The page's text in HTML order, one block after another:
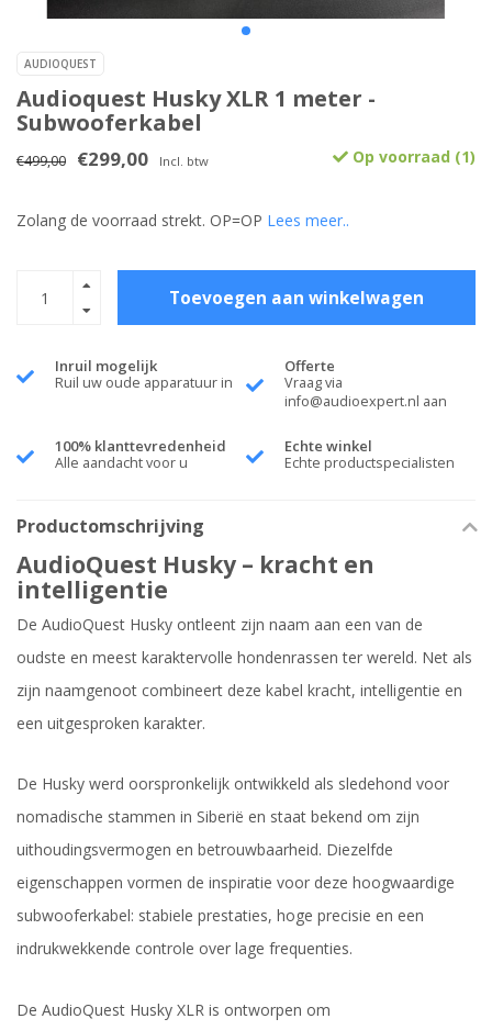
AUDIOQUEST
Audioquest Husky XLR 1 meter -
Subwooferkabel
€499,00 €299,00 Incl. btw Op voorraad (1)
Zolang de voorraad strekt. OP=OP Lees meer..
Toevoegen aan winkelwagen
Inruil mogelijk
Ruil uw oude apparatuur in
Offerte
Vraag via
info@audioexpert.nl aan
100% klanttevredenheid
Alle aandacht voor u
Echte winkel
Echte productspecialisten
Productomschrijving
AudioQuest Husky – kracht en
intelligentie
De AudioQuest Husky ontleent zijn naam aan een van de
oudste en meest karaktervolle hondenrassen ter wereld. Net als
zijn naamgenoot combineert deze kabel kracht, intelligentie en
een uitgesproken karakter.
De Husky werd oorspronkelijk ontwikkeld als sledehond voor
nomadische stammen in Siberië en staat bekend om zijn
uithoudingsvermogen en betrouwbaarheid. Diezelfde
eigenschappen vormen de inspiratie voor deze hoogwaardige
subwooferkabel: stabiele prestaties, hoge precisie en een
indrukwekkende controle over lage frequenties.
De AudioQuest Husky XLR is ontworpen om